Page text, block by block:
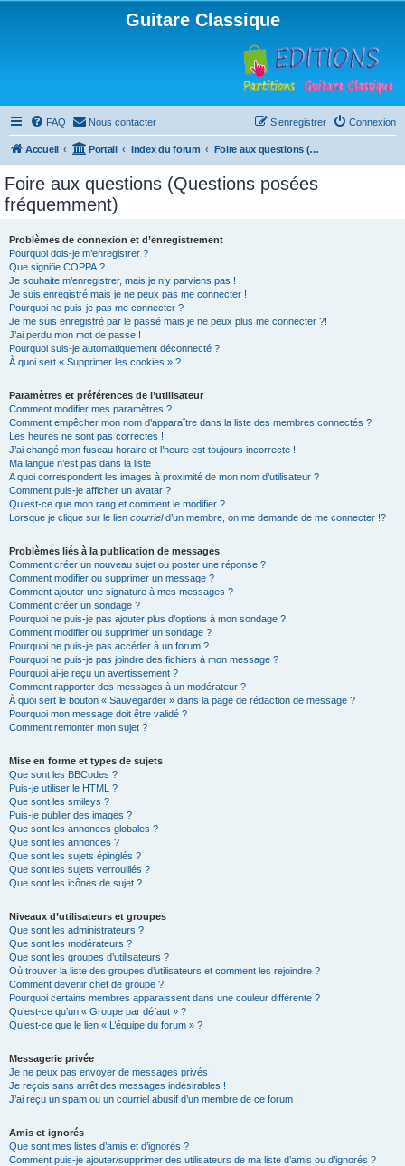
Guitare Classique
FAQ Nous contacter Connexion
S’enregistrer
Accueil Portail Index du forum Foire aux questions (Questions posées fréquemment)
Foire aux questions (Questions posées
fréquemment)
Problèmes de connexion et d’enregistrement
Pourquoi dois-je m’enregistrer ?
Que signifie COPPA ?
Je souhaite m’enregistrer, mais je n’y parviens pas !
Je suis enregistré mais je ne peux pas me connecter !
Pourquoi ne puis-je pas me connecter ?
Je me suis enregistré par le passé mais je ne peux plus me connecter ?!
J’ai perdu mon mot de passe !
Pourquoi suis-je automatiquement déconnecté ?
À quoi sert « Supprimer les cookies » ?
Paramètres et préférences de l’utilisateur
Comment modifier mes paramètres ?
Comment empêcher mon nom d’apparaître dans la liste des membres connectés ?
Les heures ne sont pas correctes !
J’ai changé mon fuseau horaire et l’heure est toujours incorrecte !
Ma langue n’est pas dans la liste !
A quoi correspondent les images à proximité de mon nom d’utilisateur ?
Comment puis-je afficher un avatar ?
Qu’est-ce que mon rang et comment le modifier ?
Lorsque je clique sur le lien courrield’un membre, on me demande de me connecter !?
Problèmes liés à la publication de messages
Comment créer un nouveau sujet ou poster une réponse ?
Comment modifier ou supprimer un message ?
Comment ajouter une signature à mes messages ?
Comment créer un sondage ?
Pourquoi ne puis-je pas ajouter plus d’options à mon sondage ?
Comment modifier ou supprimer un sondage ?
Pourquoi ne puis-je pas accéder à un forum ?
Pourquoi ne puis-je pas joindre des fichiers à mon message ?
Pourquoi ai-je reçu un avertissement ?
Comment rapporter des messages à un modérateur ?
À quoi sert le bouton « Sauvegarder » dans la page de rédaction de message ?
Pourquoi mon message doit être validé ?
Comment remonter mon sujet ?
Mise en forme et types de sujets
Que sont les BBCodes ?
Puis-je utiliser le HTML ?
Que sont les smileys ?
Puis-je publier des images ?
Que sont les annonces globales ?
Que sont les annonces ?
Que sont les sujets épinglés ?
Que sont les sujets verrouillés ?
Que sont les icônes de sujet ?
Niveaux d’utilisateurs et groupes
Que sont les administrateurs ?
Que sont les modérateurs ?
Que sont les groupes d’utilisateurs ?
Où trouver la liste des groupes d’utilisateurs et comment les rejoindre ?
Comment devenir chef de groupe ?
Pourquoi certains membres apparaissent dans une couleur différente ?
Qu’est-ce qu’un « Groupe par défaut » ?
Qu’est-ce que le lien « L’équipe du forum » ?
Messagerie privée
Je ne peux pas envoyer de messages privés !
Je reçois sans arrêt des messages indésirables !
J’ai reçu un spam ou un courriel abusif d’un membre de ce forum !
Amis et ignorés
Que sont mes listes d’amis et d’ignorés ?
Comment puis-je ajouter/supprimer des utilisateurs de ma liste d’amis ou d’ignorés ?